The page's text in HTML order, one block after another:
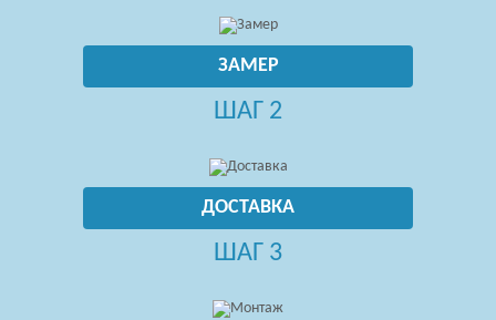
ЗАМЕР
ШАГ 2
ДОСТАВКА
ШАГ 3